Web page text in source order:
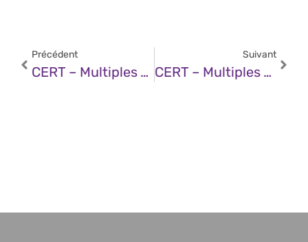
Précédent
CERT – Multiples Vulnérabilités Dans Ivanti Endpoint Manager (EPM) (10 Décembre 2025)
Suivant
CERT – Multiples Vulnérabilités Dans Les Produits Mozilla (10 Décembre 2025)